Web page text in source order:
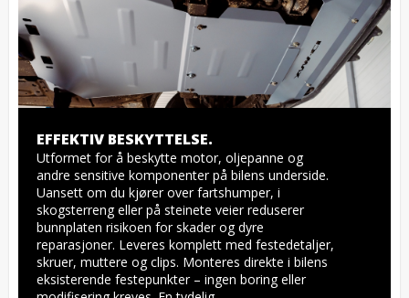
EFFEKTIV BESKYTTELSE.
Utformet for å beskytte motor, oljepanne og
andre sensitive komponenter på bilens underside.
Uansett om du kjører over fartshumper, i
skogsterreng eller på steinete veier reduserer
bunnplaten risikoen for skader og dyre
reparasjoner. Leveres komplett med festedetaljer,
skruer, muttere og clips. Monteres direkte i bilens
eksisterende festepunkter – ingen boring eller